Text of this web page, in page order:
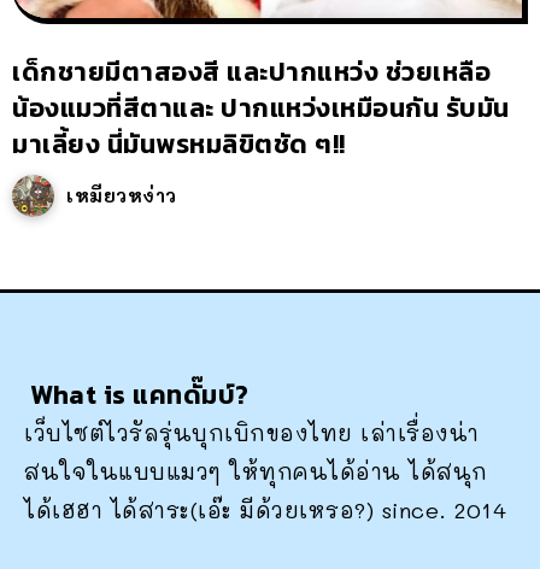
เด็กชายมีตาสองสี และปากแหว่ง ช่วยเหลือ
น้องแมวที่สีตาและ ปากแหว่งเหมือนกัน รับมัน
มาเลี้ยง นี่มันพรหมลิขิตชัด ๆ!!
เหมียวหง่าว
What is แคทดั๊มบ์?
เว็บไซต์ไวรัลรุ่นบุกเบิกของไทย เล่าเรื่องน่า
สนใจในแบบแมวๆ ให้ทุกคนได้อ่าน ได้สนุก
ได้เฮฮา ได้สาระ(เอ๊ะ มีด้วยเหรอ?) since. 2014